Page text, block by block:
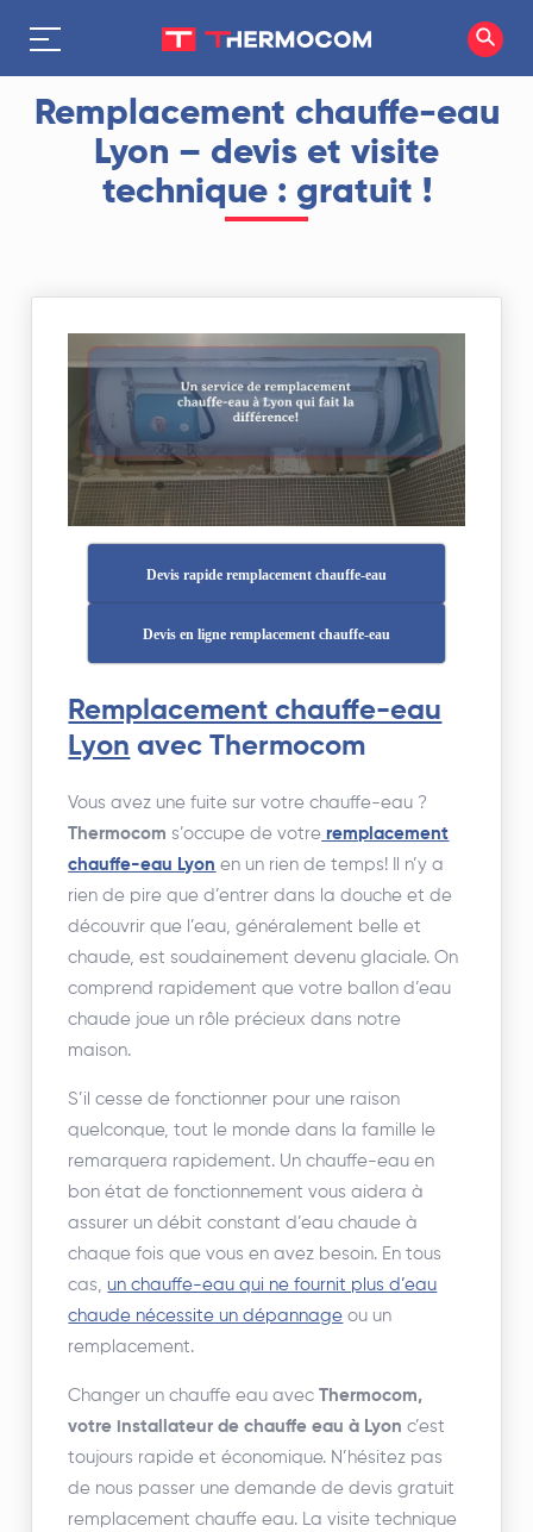
Remplacement chauffe-eau
Lyon – devis et visite
technique : gratuit !
Devis rapide remplacement chauffe-eau
Devis en ligne remplacement chauffe-eau
Remplacement chauffe-eau
Lyon avec Thermocom
Vous avez une fuite sur votre chauffe-eau ?
Thermocom s’occupe de votre remplacement
chauffe-eau Lyon en un rien de temps! Il n’y a
rien de pire que d’entrer dans la douche et de
découvrir que l’eau, généralement belle et
chaude, est soudainement devenu glaciale. On
comprend rapidement que votre ballon d’eau
chaude joue un rôle précieux dans notre
maison.
S’il cesse de fonctionner pour une raison
quelconque, tout le monde dans la famille le
remarquera rapidement. Un chauffe-eau en
bon état de fonctionnement vous aidera à
assurer un débit constant d’eau chaude à
chaque fois que vous en avez besoin. En tous
cas,un chauffe-eau qui ne fournit plus d’eau
chaude nécessite un dépannage ou un
remplacement.
Changer un chauffe eau avec Thermocom,
votre installateur de chauffe eau à Lyon c’est
toujours rapide et économique. N’hésitez pas
de nous passer une demande de devis gratuit
remplacement chauffe eau. La visite technique